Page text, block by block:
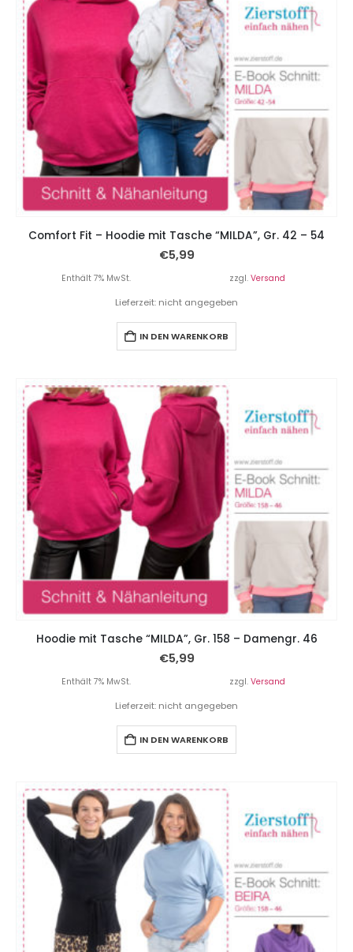
Comfort Fit – Hoodie mit Tasche “MILDA”, Gr. 42 – 54
€5,99
Enthält 7% MwSt. zzgl. Versand
Lieferzeit: nicht angegeben
IN DEN WARENKORB
Hoodie mit Tasche “MILDA”, Gr. 158 – Damengr. 46
€5,99
Enthält 7% MwSt. zzgl. Versand
Lieferzeit: nicht angegeben
IN DEN WARENKORB